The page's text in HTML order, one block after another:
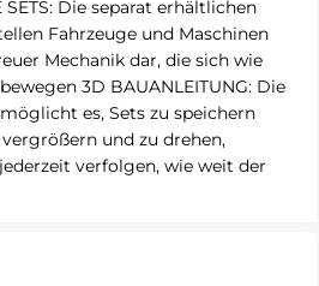
SETS: Die separat erhältlichen
Fahrzeuge und Maschinen
Mechanik dar, die sich wie
3D BAUANLEITUNG: Die
es, Sets zu speichern
und zu drehen,
verfolgen, wie weit der